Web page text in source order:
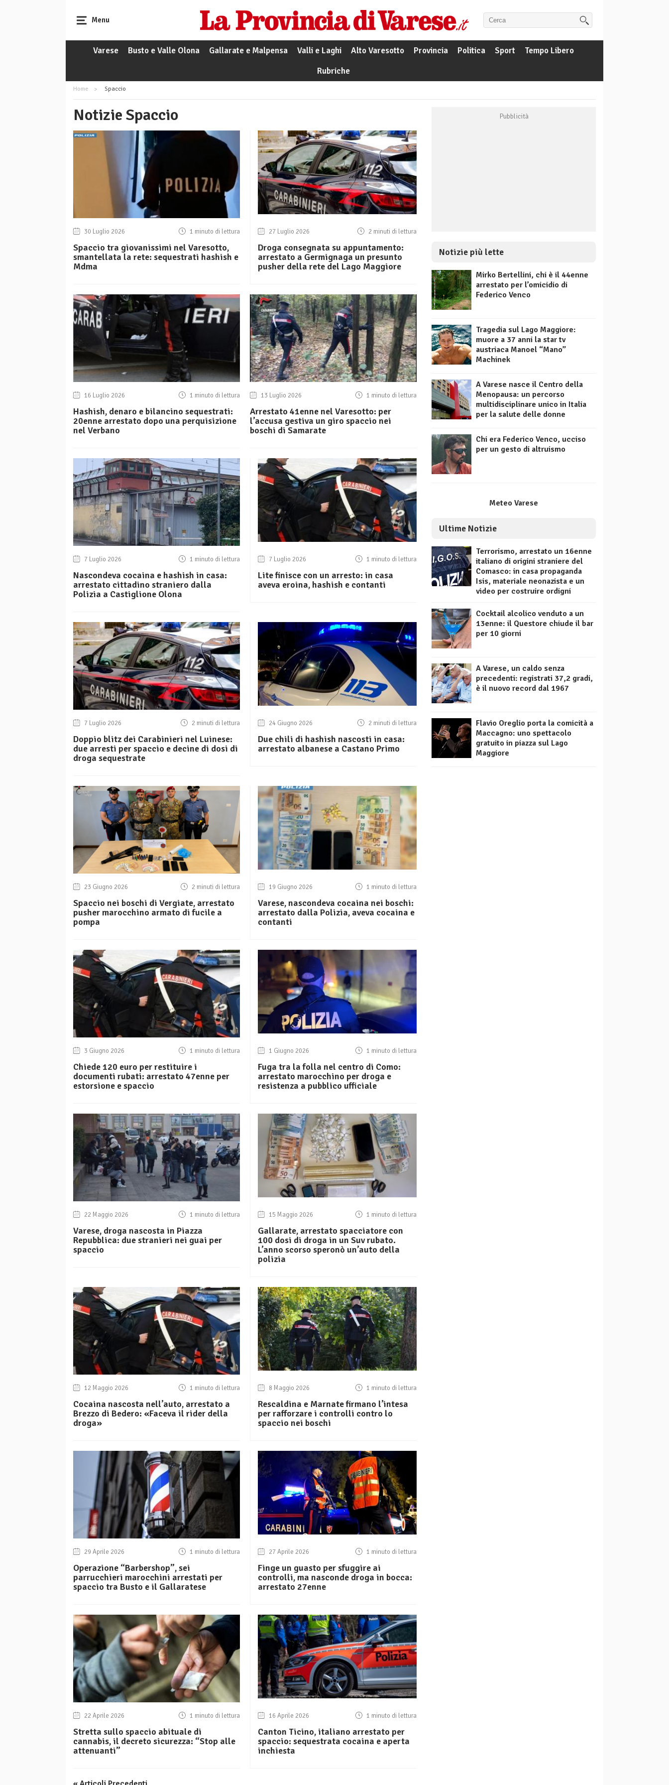
Menu
Varese Busto e Valle Olona Gallarate e Malpensa Valli e Laghi Alto Varesotto Provincia Politica Sport
Tempo Libero
Rubriche
Home Spaccio
Notizie Spaccio
30 Luglio 2026 1 minuto di lettura
Spaccio tra giovanissimi nel Varesotto,
smantellata la rete: sequestrati hashish e
Mdma
27 Luglio 2026 2 minuti di lettura
Droga consegnata su appuntamento:
arrestato a Germignaga un presunto
pusher della rete del Lago Maggiore
16 Luglio 2026 1 minuto di lettura
Hashish, denaro e bilancino sequestrati:
20enne arrestato dopo una perquisizione
nel Verbano
13 Luglio 2026 1 minuto di lettura
Arrestato 41enne nel Varesotto: per
l’accusa gestiva un giro spaccio nei
boschi di Samarate
7 Luglio 2026 1 minuto di lettura
Nascondeva cocaina e hashish in casa:
arrestato cittadino straniero dalla
Polizia a Castiglione Olona
7 Luglio 2026 1 minuto di lettura
Lite finisce con un arresto: in casa
aveva eroina, hashish e contanti
7 Luglio 2026 2 minuti di lettura
Doppio blitz dei Carabinieri nel Luinese:
due arresti per spaccio e decine di dosi di
droga sequestrate
24 Giugno 2026 2 minuti di lettura
Due chili di hashish nascosti in casa:
arrestato albanese a Castano Primo
23 Giugno 2026 2 minuti di lettura
Spaccio nei boschi di Vergiate, arrestato
pusher marocchino armato di fucile a
pompa
19 Giugno 2026 1 minuto di lettura
Varese, nascondeva cocaina nei boschi:
arrestato dalla Polizia, aveva cocaina e
contanti
3 Giugno 2026 1 minuto di lettura
Chiede 120 euro per restituire i
documenti rubati: arrestato 47enne per
estorsione e spaccio
1 Giugno 2026 1 minuto di lettura
Fuga tra la folla nel centro di Como:
arrestato marocchino per droga e
resistenza a pubblico ufficiale
22 Maggio 2026 1 minuto di lettura
Varese, droga nascosta in Piazza
Repubblica: due stranieri nei guai per
spaccio
15 Maggio 2026 1 minuto di lettura
Gallarate, arrestato spacciatore con
100 dosi di droga in un Suv rubato.
L’anno scorso speronò un’auto della
polizia
12 Maggio 2026 1 minuto di lettura
Cocaina nascosta nell’auto, arrestato a
Brezzo di Bedero: «Faceva il rider della
droga»
8 Maggio 2026 1 minuto di lettura
Rescaldina e Marnate firmano l’intesa
per rafforzare i controlli contro lo
spaccio nei boschi
29 Aprile 2026 1 minuto di lettura
Operazione “Barbershop”, sei
parrucchieri marocchini arrestati per
spaccio tra Busto e il Gallaratese
27 Aprile 2026 1 minuto di lettura
Finge un guasto per sfuggire ai
controlli, ma nasconde droga in bocca:
arrestato 27enne
22 Aprile 2026 1 minuto di lettura
Stretta sullo spaccio abituale di
cannabis, il decreto sicurezza: “Stop alle
attenuanti”
16 Aprile 2026 1 minuto di lettura
Canton Ticino, italiano arrestato per
spaccio: sequestrata cocaina e aperta
inchiesta
Notizie più lette
Mirko Bertellini, chi è il 44enne
arrestato per l’omicidio di
Federico Venco
Tragedia sul Lago Maggiore:
muore a 37 anni la star tv
austriaca Manoel “Mano”
Machinek
A Varese nasce il Centro della
Menopausa: un percorso
multidisciplinare unico in Italia
per la salute delle donne
Chi era Federico Venco, ucciso
per un gesto di altruismo
Meteo Varese
Ultime Notizie
Terrorismo, arrestato un 16enne
italiano di origini straniere del
Comasco: in casa propaganda
Isis, materiale neonazista e un
video per costruire ordigni
Cocktail alcolico venduto a un
13enne: il Questore chiude il bar
per 10 giorni
A Varese, un caldo senza
precedenti: registrati 37,2 gradi,
è il nuovo record dal 1967
Flavio Oreglio porta la comicità a
Maccagno: uno spettacolo
gratuito in piazza sul Lago
Maggiore